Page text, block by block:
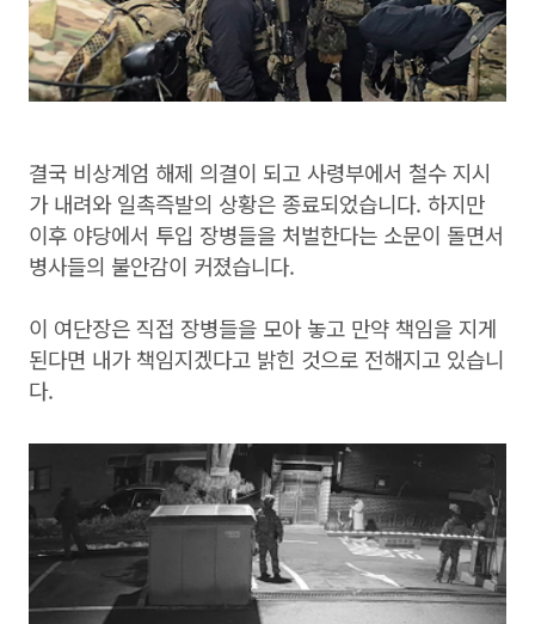
결국 비상계엄 해제 의결이 되고 사령부에서 철수 지시
가 내려와 일촉즉발의 상황은 종료되었습니다. 하지만
이후 야당에서 투입 장병들을 처벌한다는 소문이 돌면서
병사들의 불안감이 커졌습니다.
이 여단장은 직접 장병들을 모아 놓고 만약 책임을 지게
된다면 내가 책임지겠다고 밝힌 것으로 전해지고 있습니
다.